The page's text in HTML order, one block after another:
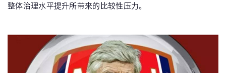
整体治理水平提升所带来的比较性压力。